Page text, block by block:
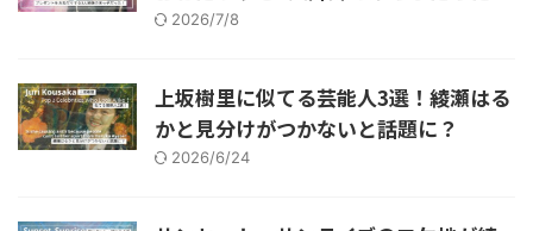
2026/7/8
上坂樹里に似てる芸能人3選！綾瀬はる
かと見分けがつかないと話題に？
2026/6/24